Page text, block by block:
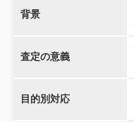
背景
査定の意義
目的別対応